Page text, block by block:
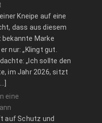
Kneipe auf eine
dass aus diesem
bekannte Marke
nur: „Klingt gut.
„Ich sollte den
im Jahr 2026, sitzt
eine
auf Schutz und